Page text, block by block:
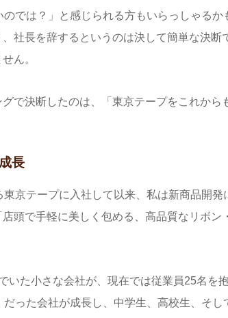
のでは？」と感じられる方もいらっしゃる
社長を辞するというのは決して簡単な決
ん。
で決断したのは、「東京テープをこれか
長
京テープに入社して以来、私は新商品開
頭で手軽に美しく包める、高品質なリボ
いた小さな会社が、現在では従業員25名を
った会社が成長し、中学生、高校生、そし